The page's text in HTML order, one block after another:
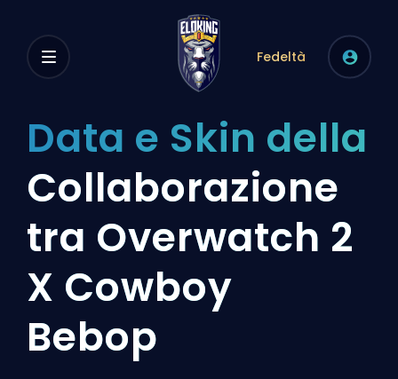
Fedeltà
Data e Skin della
Collaborazione
tra Overwatch 2
X Cowboy
Bebop